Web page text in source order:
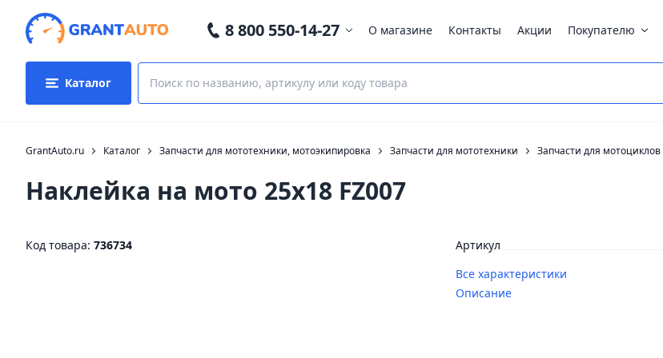
8 800 550-14-27 О магазине Контакты Акции Покупателю
Каталог
GrantAuto.ru Каталог Запчасти для мототехники, мотоэкипировка Запчасти для мототехники Запчасти для мотоциклов
Наклейка на мото 25х18 FZ007
Код товара: 736734 Артикул
Все характеристики
Описание